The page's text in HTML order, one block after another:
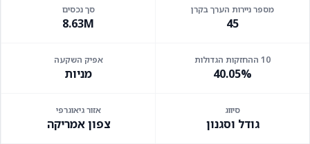
מספר ניירות הערך בקרן
45
סך נכסים
8.63M
10 ההחזקות הגדולות
40.05%
אפיק השקעה
מניות
סיווג
גודל וסגנון
אזור גיאוגרפי
צפון אמריקה